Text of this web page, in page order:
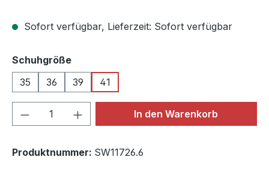
Sofort verfügbar, Lieferzeit: Sofort verfügbar
Schuhgrößeauswählen
35
36 39 41
Produkt Anzahl: Gib denIn den Warenkorb
Produktnummer: SW11726.6